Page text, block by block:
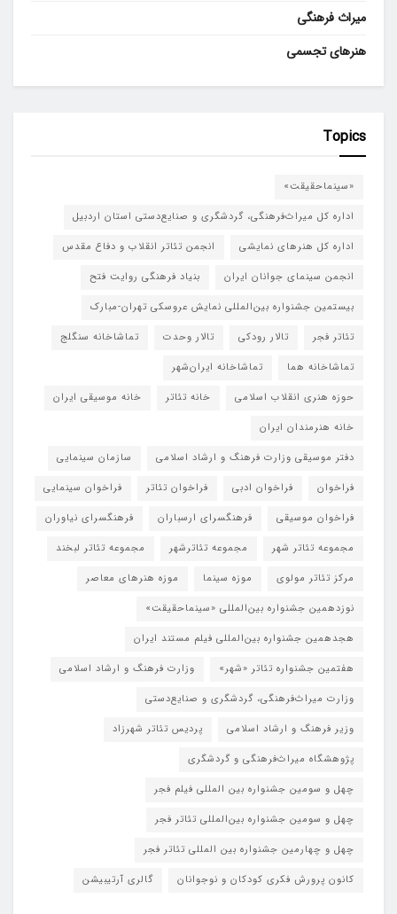
میراث فرهنگی
هنرهای تجسمی
Topics
«سینماحقیقت»
اداره کل میراث‌فرهنگی، گردشگری و صنایع‌دستی استان اردبیل
اداره کل هنرهای نمایشی
انجمن تئاتر انقلاب و دفاع مقدس
انجمن سینمای جوانان ایران
بنیاد فرهنگی روایت فتح
بیستمین جشنواره بین‌المللی نمایش عروسکی تهران-مبارک
تئاتر فجر
تالار رودکی تالار وحدت
تماشاخانه سنگلج
تماشاخانه هما
تماشاخانه‌ ایران‌شهر
حوزه هنری انقلاب اسلامی
خانه تئاتر
خانه موسیقی ایران
خانه هنرمندان ایران
دفتر موسیقی وزارت فرهنگ و ارشاد اسلامی
سازمان سینمایی
فراخوان
فراخوان ادبی فراخوان تئاتر
فراخوان سینمایی
فراخوان موسیقی
فرهنگسرای ارسباران
فرهنگسرای نیاوران
مجموعه تئاتر شهر
مجموعه تئاترشهر
مجموعه تئاتر لبخند
مرکز تئاتر مولوی
موزه سینما
موزه هنرهای معاصر
نوزدهمین جشنواره بین‌المللی «سینماحقیقت»
هجدهمین جشنواره بین‌المللی فیلم مستند ایران
هفتمین جشنواره تئاتر «شهر»
وزارت فرهنگ و ارشاد اسلامی
وزارت میراث‌فرهنگی، گردشگری و صنایع‌دستی
وزیر فرهنگ و ارشاد اسلامی
پردیس تئاتر شهرزاد
پژوهشگاه میراث‌فرهنگی و گردشگری
چهل و سومین جشنواره بین المللی فیلم فجر
چهل و سومین جشنواره بین‌المللی تئاتر فجر
چهل و چهارمین جشنواره بین المللی تئاتر فجر
کانون پرورش فکری کودکان و نوجوانان
گالری آرتیبیشن